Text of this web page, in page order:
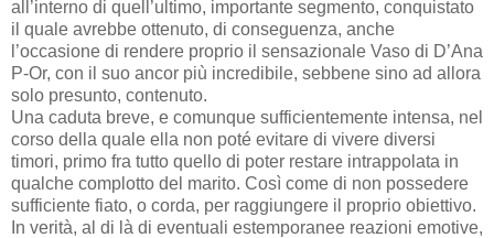
all’interno di quell’ultimo, importante segmento, conquistato
il quale avrebbe ottenuto, di conseguenza, anche
l’occasione di rendere proprio il sensazionale Vaso di D’Ana
P-Or, con il suo ancor più incredibile, sebbene sino ad allora
solo presunto, contenuto.
Una caduta breve, e comunque sufficientemente intensa, nel
corso della quale ella non poté evitare di vivere diversi
timori, primo fra tutto quello di poter restare intrappolata in
qualche complotto del marito. Così come di non possedere
sufficiente fiato, o corda, per raggiungere il proprio obiettivo.
In verità, al di là di eventuali estemporanee reazioni emotive,